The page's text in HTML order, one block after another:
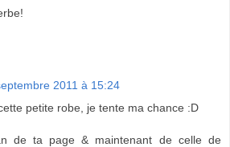
2011 à 15:24
petite robe, je tente ma chance :D
de ta page & maintenant de celle de